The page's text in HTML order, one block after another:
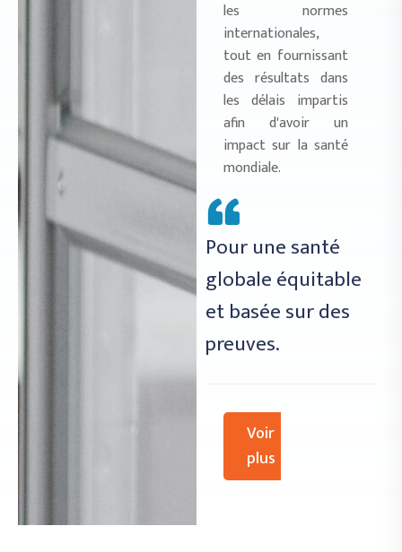
les normes
internationales,
tout en fournissant
des résultats dans
les délais impartis
afin d'avoir un
impact sur la santé
mondiale.
Pour une santé
globale équitable
et basée sur des
preuves.
Voir
plus